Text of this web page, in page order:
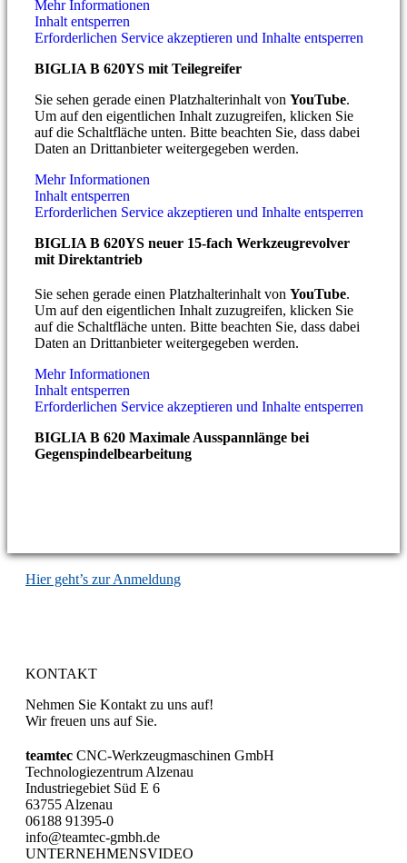
Mehr Informationen
Inhalt entsperren
Erforderlichen Service akzeptieren und Inhalte entsperren
BIGLIA B 620YS mit Teilegreifer
Sie sehen gerade einen Platzhalterinhalt von YouTube.
Um auf den eigentlichen Inhalt zuzugreifen, klicken Sie
auf die Schaltfläche unten. Bitte beachten Sie, dass dabei
Daten an Drittanbieter weitergegeben werden.
Mehr Informationen
Inhalt entsperren
Erforderlichen Service akzeptieren und Inhalte entsperren
BIGLIA B 620YS neuer 15-fach Werkzeugrevolver
mit Direktantrieb
Sie sehen gerade einen Platzhalterinhalt von YouTube.
Um auf den eigentlichen Inhalt zuzugreifen, klicken Sie
auf die Schaltfläche unten. Bitte beachten Sie, dass dabei
Daten an Drittanbieter weitergegeben werden.
Mehr Informationen
Inhalt entsperren
Erforderlichen Service akzeptieren und Inhalte entsperren
BIGLIA B 620 Maximale Ausspannlänge bei
Gegenspindelbearbeitung
Hier geht’s zur Anmeldung
KONTAKT
Nehmen Sie Kontakt zu uns auf!
Wir freuen uns auf Sie.
teamtec CNC-Werkzeugmaschinen GmbH
Technologiezentrum Alzenau
Industriegebiet Süd E 6
63755 Alzenau
06188 91395-0
info@teamtec-gmbh.de
UNTERNEHMENSVIDEO